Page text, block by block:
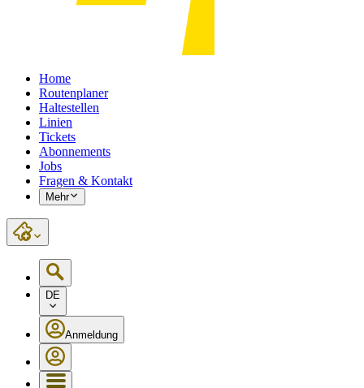
Home
Routenplaner
Haltestellen
Linien
Tickets
Abonnements
Jobs
Fragen & Kontakt
Mehr
DE
Anmeldung